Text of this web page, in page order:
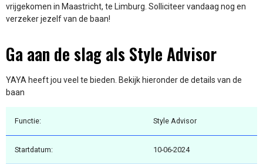
vrijgekomen in Maastricht, te Limburg. Solliciteer vandaag nog en
verzeker jezelf van de baan!
Ga aan de slag als Style Advisor
YAYA heeft jou veel te bieden. Bekijk hieronder de details van de
baan
Functie: Style Advisor
Startdatum: 10-06-2024